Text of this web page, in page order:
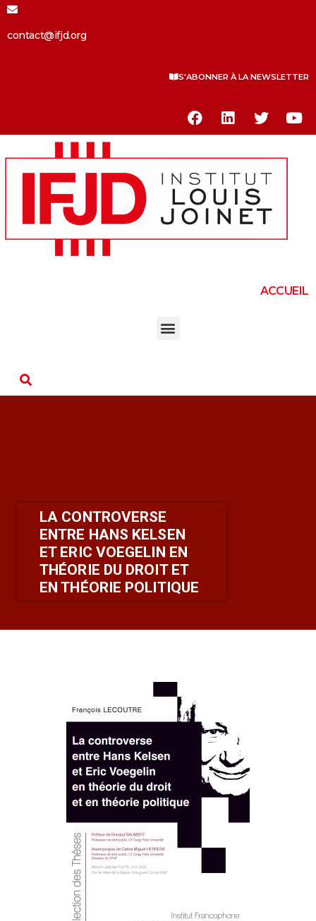
contact@ifjd.org
S'ABONNER À LA NEWSLETTER
ACCUEIL
LA CONTROVERSE
ENTRE HANS KELSEN
ET ERIC VOEGELIN EN
THÉORIE DU DROIT ET
EN THÉORIE POLITIQUE